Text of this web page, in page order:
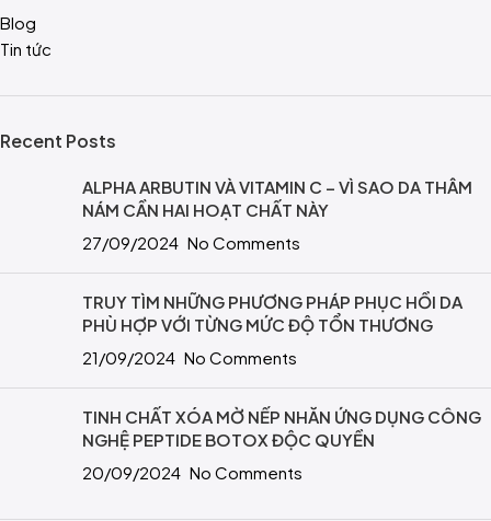
Blog
Tin tức
Recent Posts
ALPHA ARBUTIN VÀ VITAMIN C – VÌ SAO DA THÂM
NÁM CẦN HAI HOẠT CHẤT NÀY
27/09/2024 No Comments
TRUY TÌM NHỮNG PHƯƠNG PHÁP PHỤC HỒI DA
PHÙ HỢP VỚI TỪNG MỨC ĐỘ TỔN THƯƠNG
21/09/2024 No Comments
TINH CHẤT XÓA MỜ NẾP NHĂN ỨNG DỤNG CÔNG
NGHỆ PEPTIDE BOTOX ĐỘC QUYỀN
20/09/2024 No Comments